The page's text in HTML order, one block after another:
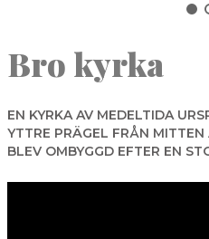
SALA
SKINNSKATTEBERG
SURAHAMMAR
VÄSTERÅS
Sök
Bro kyrka
EN KYRKA AV MEDELTIDA
YTTRE PRÄGEL FRÅN
BLEV OMBYGGD EFTER EN